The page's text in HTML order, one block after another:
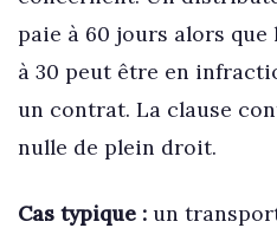
paie à 60 jours alors
à 30 peut être en
un contrat. La clause
nulle de plein droit.
Cas typique :un